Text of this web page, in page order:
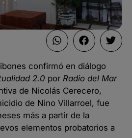
confirmó en diálogo
2.0 por Radio del Mar
de Nicolás Cerecero,
de Nino Villarroel, fue
más a partir de la
elementos probatorios a